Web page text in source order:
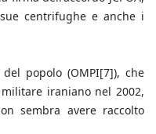
centrifughe e anche i
popolo (OMPI[7]), che
iraniano nel 2002,
sembra avere raccolto